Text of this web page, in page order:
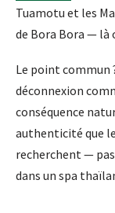
Tuamotu et les
de Bora Bora — là
Le point commun
déconnexion
conséquence
authenticité que
recherchent —
dans un spa